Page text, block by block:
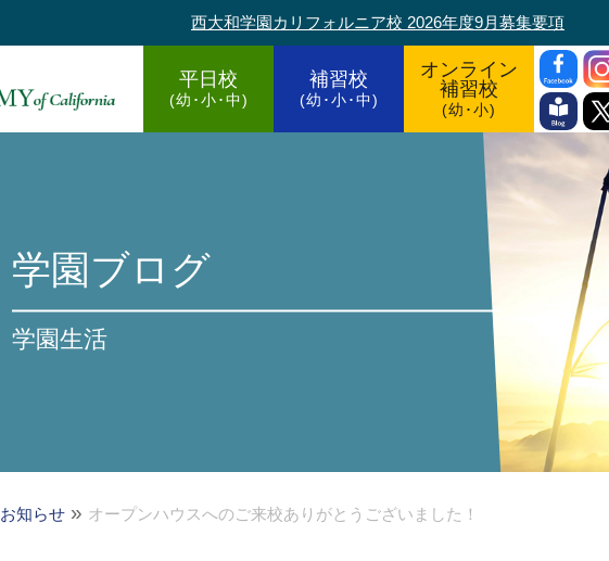
西大和学園カリフォルニア校 2026年度9月募集要項
平日校
(幼･小･中)
補習校
(幼･小･中)
オンライン
補習校
(幼･小)
学園ブログ
学園生活
お知らせ » オープンハウスへのご来校ありがとうございました！